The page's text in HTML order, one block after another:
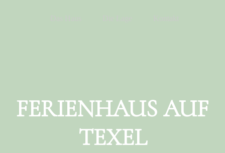
FERIENHAUS AUF
TEXEL